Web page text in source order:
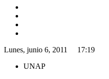
Lunes, junio 6, 2011 17:19
UNAP